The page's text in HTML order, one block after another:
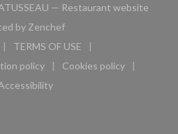
— Restaurant website
by Zenchef((opens in a new window))
in a new window))
TERMS OF USE
((opens in a new window))
policy
in a new window))
Cookies policy
((opens in a new
((opens in a new window))